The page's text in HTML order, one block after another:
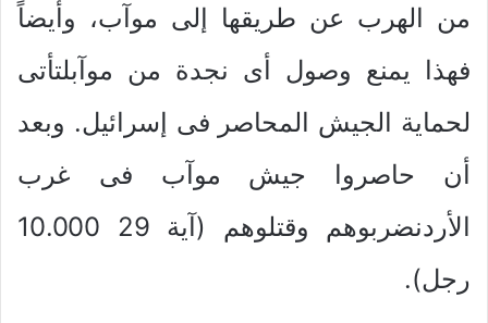
من الهرب عن طريقها إلى موآب، وأيضاً
فهذا يمنع وصول أى نجدة من موآبلتأتى
لحماية الجيش المحاصر فى إسرائيل. وبعد
أن حاصروا جيش موآب فى غرب
الأردنضربوهم وقتلوهم (آية 29 10.000
رجل).